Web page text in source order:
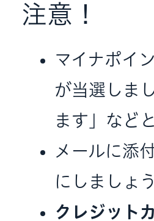
注意！
マイナポイ
が当選しま
ます」など
メールに添
にしましょう
クレジット